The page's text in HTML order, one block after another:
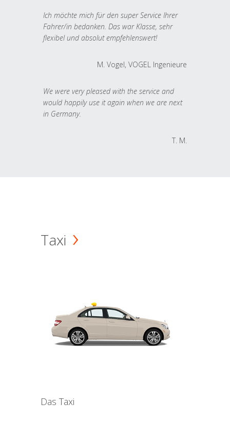
Ich möchte mich für den super Service Ihrer
Fahrer/in bedanken. Das war Klasse, sehr
flexibel und absolut empfehlenswert!
M. Vogel, VOGEL Ingenieure
We were very pleased with the service and
would happily use it again when we are next
in Germany.
T. M.
Taxi
Das Taxi